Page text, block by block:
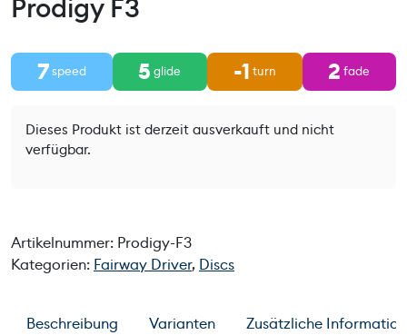
Prodigy F3
7speed 5 glide -1 turn 2 fade
Dieses Produkt ist derzeit ausverkauft und nicht
verfügbar.
Artikelnummer: Prodigy-F3
Kategorien: Fairway Driver, Discs
Beschreibung Varianten Zusätzliche